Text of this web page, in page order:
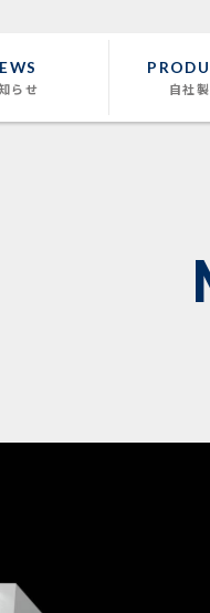
らせ 自社